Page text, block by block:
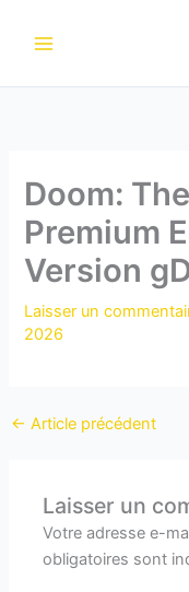
Doom:
Premium
Version
Laisser un
2026
← Article précédent
Laisser un
Votre adresse e-
obligatoires sont